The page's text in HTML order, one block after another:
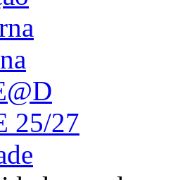
25/27